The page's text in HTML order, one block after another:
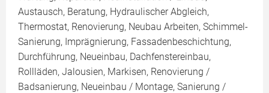
Austausch, Beratung, Hydraulischer Abgleich,
Thermostat, Renovierung, Neubau Arbeiten, Schimmel-
Sanierung, Imprägnierung, Fassadenbeschichtung,
Durchführung, Neueinbau, Dachfenstereinbau,
Rollläden, Jalousien, Markisen, Renovierung /
Badsanierung, Neueinbau / Montage, Sanierung /